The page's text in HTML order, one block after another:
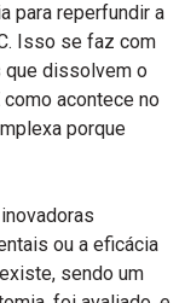
para reperfundir a
Isso se faz com
que dissolvem o
acontece no
porque
ou a eficácia
sendo um